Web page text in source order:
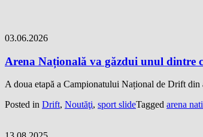
03.06.2026
Arena Națională va găzdui unul dintre
A doua etapă a Campionatului Național de Drift
Posted in Drift, Noutăţi, sport slideTagged arena